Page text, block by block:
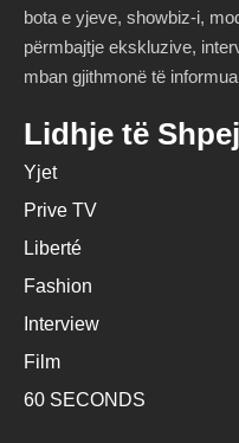
bota e yjeve, showbiz-i,
përmbajtje ekskluzive,
mban gjithmonë të
Lidhje të
Yjet
Prive TV
Liberté
Fashion
Interview
Film
60 SECONDS